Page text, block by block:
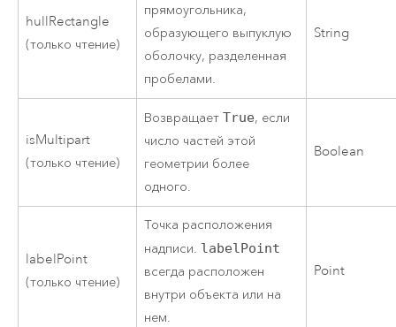
hullRectangle
(только чтение)
прямоугольника,
образующего выпуклую
оболочку, разделенная
пробелами.
String
isMultipart
(только чтение)
ВозвращаетTrue, если
число частей этой
геометрии более
одного.
Boolean
labelPoint
(только чтение)
Точка расположения
надписи. labelPoint
всегда расположен
внутри объекта или на
нем.
Point